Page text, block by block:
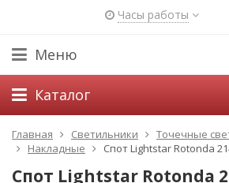
Часы работы
Меню
Каталог
Главная Светильники
Точечные
Накладные
Спот Lightstar Rotonda
Спот Lightstar Rotonda